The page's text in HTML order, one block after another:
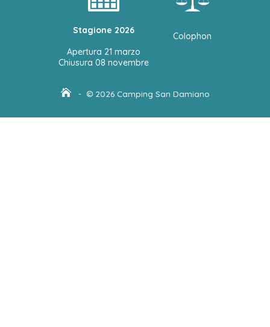
Stagione 2026
Apertura 21 marzo
Chiusura 08 novembre
Colophon
- © 2026 Camping San Damiano